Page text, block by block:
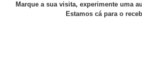
Marque a sua visita, experimente uma
Estamos cá para o